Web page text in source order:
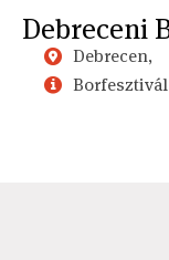
Debreceni
Debrecen,
Borfesztivál